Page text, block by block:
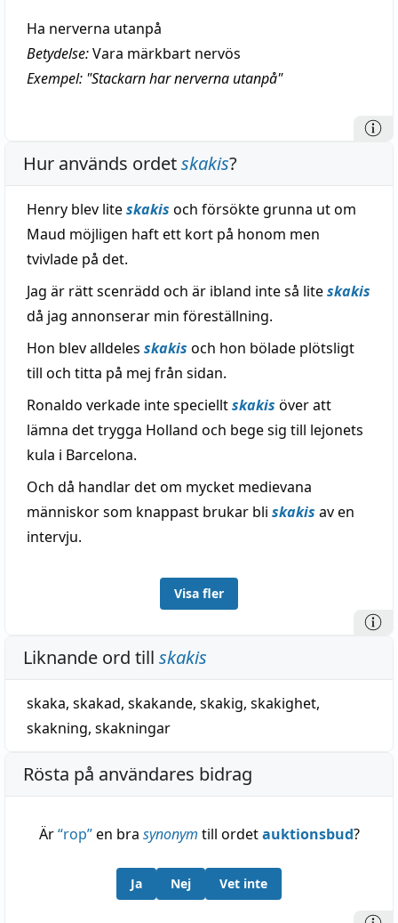
Ha nerverna utanpå
Betydelse:Vara märkbart nervös
Exempel: "Stackarn har nerverna utanpå"
Hur används ordetskakis?
Henry blev liteskakis och försökte grunna ut om
Maud möjligen haft ett kort på honom men
tvivlade på det.
Jag är rätt scenrädd och är ibland inte så liteskakis
då jag annonserar min föreställning.
Hon blev alldeles skakis och hon bölade plötsligt
till och titta på mej från sidan.
Ronaldo verkade inte specielltskakis över att
lämna det trygga Holland och bege sig till lejonets
kula i Barcelona.
Och då handlar det om mycket medievana
människor som knappast brukar bli skakis av en
intervju.
Visa fler
Liknande ord till skakis
skaka, skakad, skakande, skakig, skakighet,
skakning, skakningar
Rösta på användares bidrag
Är“rop”en bra synonym till ordetauktionsbud?
Ja Nej Vet inte